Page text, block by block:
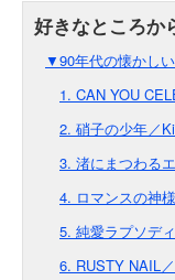
▼90年代の懐かし
1. CAN YOU
2. 硝子の少年／
3. 渚にまつわる
4. ロマンスの神
5. 純愛ラプソデ
6. RUSTY NAIL